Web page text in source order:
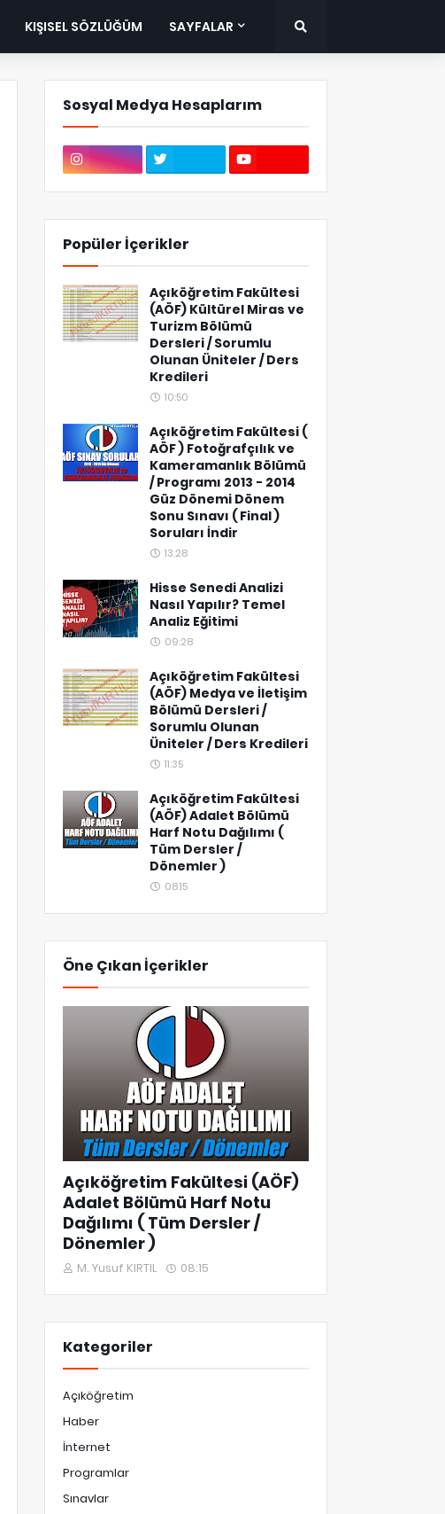
KIŞISEL SÖZLÜĞÜM SAYFALAR
Sosyal Medya Hesaplarım
Popüler İçerikler
Açıköğretim Fakültesi
(AÖF) Kültürel Miras ve
Turizm Bölümü
Dersleri / Sorumlu
Olunan Üniteler / Ders
Kredileri
10:50
Açıköğretim Fakültesi (
AÖF ) Fotoğrafçılık ve
Kameramanlık Bölümü
/ Programı 2013 - 2014
Güz Dönemi Dönem
Sonu Sınavı ( Final )
Soruları İndir
13:28
Hisse Senedi Analizi
Nasıl Yapılır? Temel
Analiz Eğitimi
09:28
Açıköğretim Fakültesi
(AÖF) Medya ve İletişim
Bölümü Dersleri /
Sorumlu Olunan
Üniteler / Ders Kredileri
11:35
Açıköğretim Fakültesi
(AÖF) Adalet Bölümü
Harf Notu Dağılımı (
Tüm Dersler /
Dönemler )
08:15
Öne Çıkan İçerikler
Açıköğretim Fakültesi (AÖF)
Adalet Bölümü Harf Notu
Dağılımı ( Tüm Dersler /
Dönemler )
M. Yusuf KIRTIL 08:15
Kategoriler
Açıköğretim
Haber
İnternet
Programlar
Sınavlar